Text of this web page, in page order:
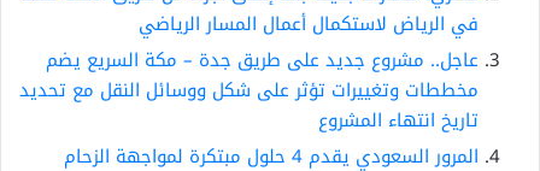
في الرياض لاستكمال أعمال المسار الرياضي
عاجل.. مشروع جديد على طريق جدة – مكة السريع يضم
مخططات وتغييرات تؤثر على شكل ووسائل النقل مع تحديد
تاريخ انتهاء المشروع
المرور السعودي يقدم 4 حلول مبتكرة لمواجهة الزحام